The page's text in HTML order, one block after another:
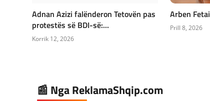
Adnan Azizi falënderon Tetovën pas
protestës së BDI-së:...
Korrik 12, 2026
Arben
Prill 8, 2026
📰 Nga ReklamaShqip.com